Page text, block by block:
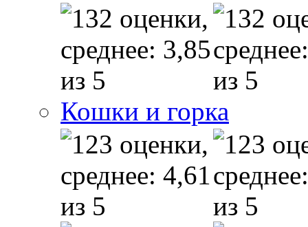
Кошки и горка